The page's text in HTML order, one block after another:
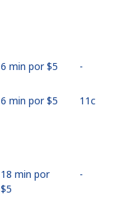
6 min por ⁦$5⁩ -
6 min por ⁦$5⁩ ⁦11c⁩
18 min por
⁦$5⁩
-